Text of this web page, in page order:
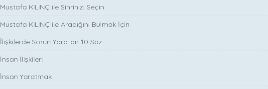
Mustafa KILINÇ ile Sihrinizi Seçin
Mustafa KILINÇ ile Aradığını Bulmak İçin
İlişkilerde Sorun Yaratan 10 Söz
İnsan İlişkileri
İnsan Yaratmak